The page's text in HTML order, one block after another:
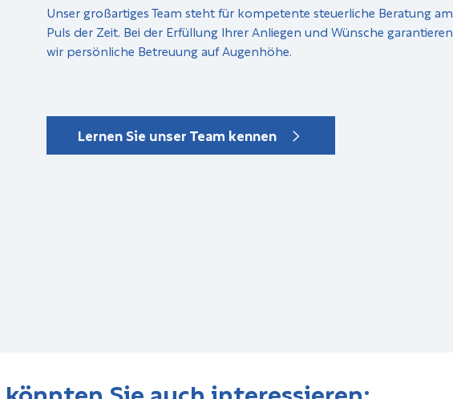
Unser großartiges Team steht für kompetente steuerliche Beratung am
Puls der Zeit. Bei der Erfüllung Ihrer Anliegen und Wünsche garantieren
wir persönliche Betreuung auf Augenhöhe.
Lernen Sie unser Team kennen